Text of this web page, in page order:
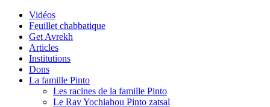
Vidéos
Feuillet chabbatique
Get Avrekh
Articles
Institutions
Dons
La famille Pinto
Les racines de la famille Pinto
Le Rav Yochiahou Pinto zatsal